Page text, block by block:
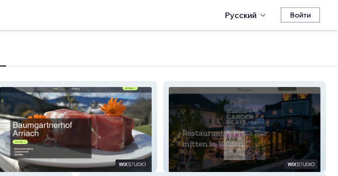
Русский Войти
Baumgartnerhof Wrannissimo